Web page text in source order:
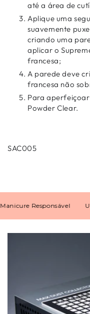
até a área de
Aplique uma
suavemente
criando uma
aplicar o
francesa;
A parede deve
francesa não
Para
Powder Clear.
SAC005
Responsável